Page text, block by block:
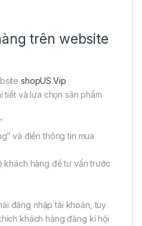
trên website
shopUS.Vip
tiết và lựa chọn sản phẩm
và điền thông tin mua
khách hàng để tư vấn trước
đăng nhập tài khoản, tuy
khách hàng đăng kí hội